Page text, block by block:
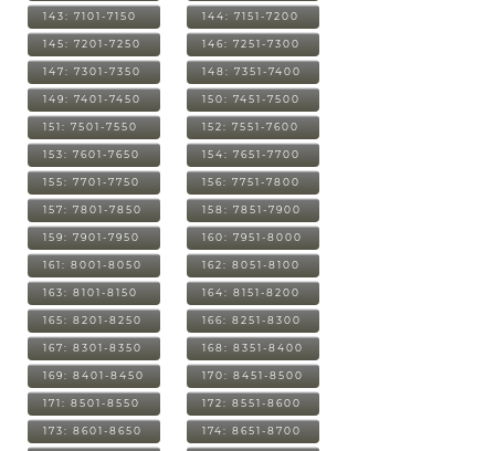
143: 7101-7150 144: 7151-7200
145: 7201-7250 146: 7251-7300
147: 7301-7350 148: 7351-7400
149: 7401-7450 150: 7451-7500
151: 7501-7550 152: 7551-7600
153: 7601-7650 154: 7651-7700
155: 7701-7750 156: 7751-7800
157: 7801-7850 158: 7851-7900
159: 7901-7950 160: 7951-8000
161: 8001-8050 162: 8051-8100
163: 8101-8150 164: 8151-8200
165: 8201-8250 166: 8251-8300
167: 8301-8350 168: 8351-8400
169: 8401-8450 170: 8451-8500
171: 8501-8550 172: 8551-8600
173: 8601-8650 174: 8651-8700